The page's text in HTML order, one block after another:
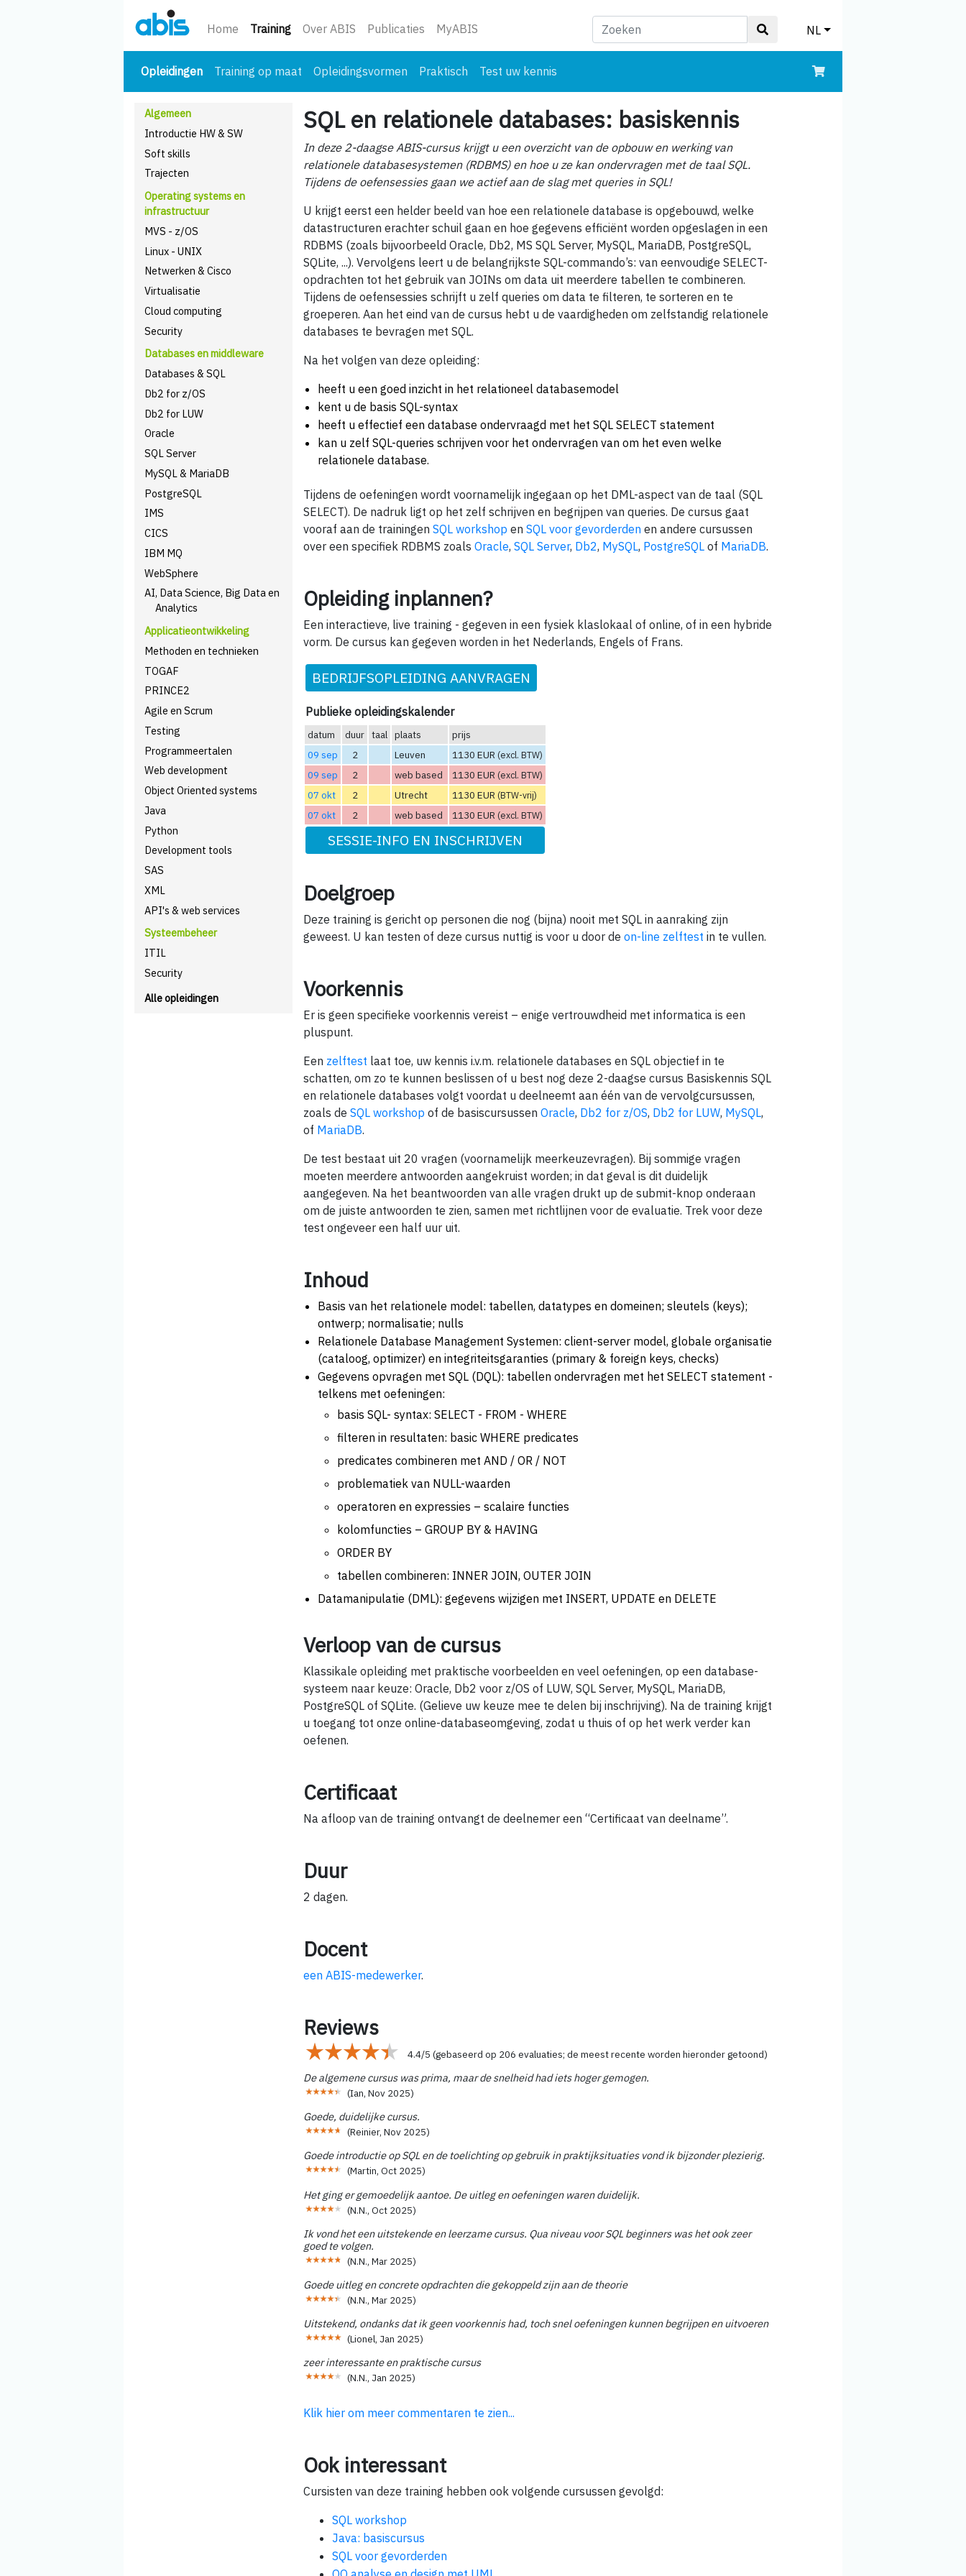
Home Training(huidige)
Over ABIS Publicaties MyABIS NL
Opleidingen(huidige)
Training op maat Opleidingsvormen Praktisch Test uw kennis
Algemeen
Introductie HW & SW
Soft skills
Trajecten
Operating systems en
infrastructuur
MVS - z/OS
Linux - UNIX
Netwerken & Cisco
Virtualisatie
Cloud computing
Security
Databases en middleware
Databases & SQL
Db2 for z/OS
Db2 for LUW
Oracle
SQL Server
MySQL & MariaDB
PostgreSQL
IMS
CICS
IBM MQ
WebSphere
AI, Data Science, Big Data en
Analytics
Applicatieontwikkeling
Methoden en technieken
TOGAF
PRINCE2
Agile en Scrum
Testing
Programmeertalen
Web development
Object Oriented systems
Java
Python
Development tools
SAS
XML
API's & web services
Systeembeheer
ITIL
Security
Alle opleidingen
SQL en relationele databases: basiskennis
In deze 2-daagse ABIS-cursus krijgt u een overzicht van de opbouw en werking van
relationele database­systemen (RDBMS) en hoe u ze kan ondervragen met de taal SQL.
Tijdens de oefensessies gaan we actief aan de slag met queries in SQL!
U krijgt eerst een helder beeld van hoe een relationele database is opgebouwd, welke
data­structuren erachter schuil gaan en hoe gegevens efficiënt worden opgeslagen in een
RDBMS (zoals bijvoorbeeld Oracle, Db2, MS SQL Server, MySQL, MariaDB, PostgreSQL,
SQLite, ...). Vervolgens leert u de belangrijkste SQL-commando’s: van eenvoudige SELECT-
opdrachten tot het gebruik van JOINs om data uit meerdere tabellen te combineren.
Tijdens de oefensessies schrijft u zelf queries om data te filteren, te sorteren en te
groeperen. Aan het eind van de cursus hebt u de vaardigheden om zelfstandig relationele
databases te bevragen met SQL.
Na het volgen van deze opleiding:
heeft u een goed inzicht in het relationeel database­model
kent u de basis SQL-syntax
heeft u effectief een database ondervraagd met het SQL SELECT statement
kan u zelf SQL-queries schrijven voor het ondervragen van om het even welke
relationele database.
Tijdens de oefeningen wordt voornamelijk ingegaan op het DML-aspect van de taal (SQL
SELECT). De nadruk ligt op het zelf schrijven en begrijpen van queries. De cursus gaat
vooraf aan de trainingen SQL workshop en SQL voor gevorderden en andere cursussen
over een specifiek RDBMS zoals Oracle, SQL Server, Db2, MySQL, PostgreSQL of MariaDB.
Opleiding inplannen?
Een interactieve, live training - gegeven in een fysiek klaslokaal of online, of in een hybride
vorm. De cursus kan gegeven worden in het Nederlands, Engels of Frans.
BEDRIJFSOPLEIDING AANVRAGEN
Publieke opleidingskalender
datum duur taal plaats
prijs
09 sep
2 Leuven 1130 EUR (excl. BTW)
09 sep 2 web based 1130 EUR (excl. BTW)
07 okt 2 Utrecht 1130 EUR (BTW-vrij)
07 okt 2 web based 1130 EUR (excl. BTW)
SESSIE-INFO EN INSCHRIJVEN
Doelgroep
Deze training is gericht op personen die nog (bijna) nooit met SQL in aanraking zijn
geweest. U kan testen of deze cursus nuttig is voor u door de on-line zelftest in te vullen.
Voorkennis
Er is geen specifieke voorkennis vereist – enige vertrouwdheid met informatica is een
pluspunt.
Een zelftest laat toe, uw kennis i.v.m. relationele databases en SQL objectief in te
schatten, om zo te kunnen beslissen of u best nog deze 2-daagse cursus Basiskennis SQL
en relationele databases volgt voordat u deelneemt aan één van de vervolgcursussen,
zoals de SQL workshop of de basiscursussen Oracle, Db2 for z/OS, Db2 for LUW, MySQL,
of MariaDB.
De test bestaat uit 20 vragen (voornamelijk meerkeuzevragen). Bij sommige vragen
moeten meerdere antwoorden aangekruist worden; in dat geval is dit duidelijk
aangegeven. Na het beantwoorden van alle vragen drukt up de submit-knop onderaan
om de juiste antwoorden te zien, samen met richtlijnen voor de evaluatie. Trek voor deze
test ongeveer een half uur uit.
Inhoud
Basis van het relationele model: tabellen, datatypes en domeinen; sleutels (keys);
ontwerp; normalisatie; nulls
Relationele Database Management Systemen: client-server model, globale organisatie
(cataloog, optimizer) en integriteits­garanties (primary & foreign keys, checks)
Gegevens opvragen met SQL (DQL): tabellen ondervragen met het SELECT statement -
telkens met oefeningen:
basis SQL- syntax: SELECT - FROM - WHERE
filteren in resultaten: basic WHERE predicates
predicates combineren met AND / OR / NOT
problematiek van NULL-waarden
operatoren en expressies – scalaire functies
kolomfuncties – GROUP BY & HAVING
ORDER BY
tabellen combineren: INNER JOIN, OUTER JOIN
Data­manipulatie (DML): gegevens wijzigen met INSERT, UPDATE en DELETE
Verloop van de cursus
Klassikale opleiding met praktische voorbeelden en veel oefeningen, op een database-
systeem naar keuze: Oracle, Db2 voor z/OS of LUW, SQL Server, MySQL, MariaDB,
PostgreSQL of SQLite. (Gelieve uw keuze mee te delen bij inschrijving). Na de training krijgt
u toegang tot onze online-databaseomgeving, zodat u thuis of op het werk verder kan
oefenen.
Certificaat
Na afloop van de training ontvangt de deelnemer een “Certificaat van deelname”.
Duur
2 dagen.
Docent
een ABIS-medewerker.
Reviews
4.4/5 (gebaseerd op 206 evaluaties; de meest recente worden hieronder getoond)
De algemene cursus was prima, maar de snelheid had iets hoger gemogen.
(Ian, Nov 2025)
Goede, duidelijke cursus.
(Reinier, Nov 2025)
Goede introductie op SQL en de toelichting op gebruik in praktijksituaties vond ik bijzonder plezierig.
(Martin, Oct 2025)
Het ging er gemoedelijk aantoe. De uitleg en oefeningen waren duidelijk.
(N.N., Oct 2025)
Ik vond het een uitstekende en leerzame cursus. Qua niveau voor SQL beginners was het ook zeer
goed te volgen.
(N.N., Mar 2025)
Goede uitleg en concrete opdrachten die gekoppeld zijn aan de theorie
(N.N., Mar 2025)
Uitstekend, ondanks dat ik geen voorkennis had, toch snel oefeningen kunnen begrijpen en uitvoeren
(Lionel, Jan 2025)
zeer interessante en praktische cursus
(N.N., Jan 2025)
Klik hier om meer commentaren te zien...
Ook interessant
Cursisten van deze training hebben ook volgende cursussen gevolgd:
SQL workshop
Java: basiscursus
SQL voor gevorderden